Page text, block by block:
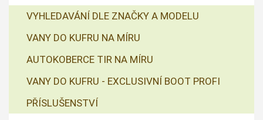
VYHLEDAVÁNÍ DLE ZNAČKY A MODELU
VANY DO KUFRU NA MÍRU
AUTOKOBERCE TIR NA MÍRU
VANY DO KUFRU - EXCLUSIVNÍ BOOT PROFI
PŘÍSLUŠENSTVÍ